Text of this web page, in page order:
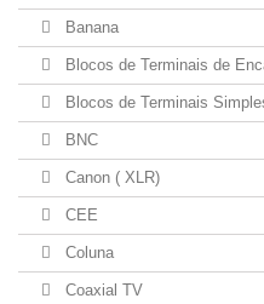
Banana
Blocos de Terminais de
Blocos de Terminais
BNC
Canon ( XLR)
CEE
Coluna
Coaxial TV